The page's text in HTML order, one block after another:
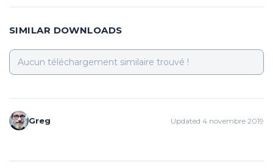
SIMILAR DOWNLOADS
Aucun téléchargement similaire trouvé !
Greg Updated 4 novembre 2019